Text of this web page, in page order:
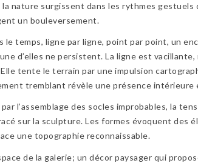
nature surgissent dans les rythmes gestuels
un bouleversement.
le temps, ligne par ligne, point par point, un
d’elles ne persistent. La ligne est
Elle tente le terrain par une impulsion
tremblant révèle une présence intérieure
l’assemblage des socles improbables, la
sur la sculpture. Les formes évoquent des
une topographie reconnaissable.
de la galerie; un décor paysager qui